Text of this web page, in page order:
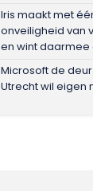
Iris maakt met
onveiligheid van
en wint daarmee
Microsoft de
Utrecht wil eigen